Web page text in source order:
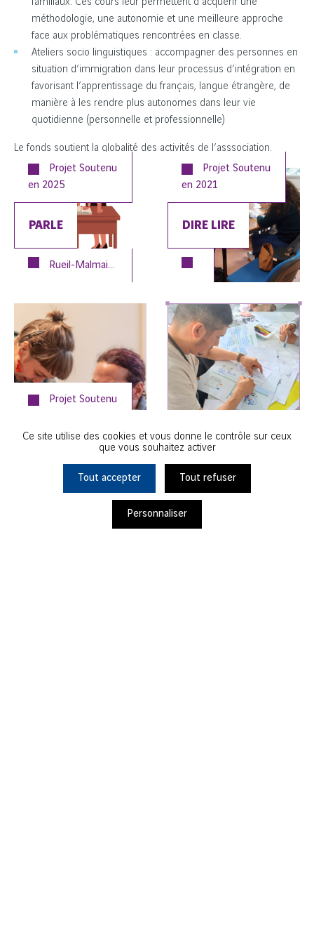
Ils s'engagent avec nous
familiaux. Ces cours leur permettent d’acquérir une
méthodologie, une autonomie et une meilleure approche
face aux problématiques rencontrées en classe.
Ateliers socio linguistiques : accompagner des personnes en
situation d’immigration dans leur processus d’intégration en
favorisant l’apprentissage du français, langue étrangère, de
manière à les rendre plus autonomes dans leur vie
quotidienne (personnelle et professionnelle)
Le fonds soutient la globalité des activités de l’asssociation.
Projet Soutenu
en 2025
PARLE
Rueil-Malmaison
Projet Soutenu
en 2021
DIRE LIRE
Projet Soutenu
Nanterre
DÉCOUVRIR
TOUS NOS
PROJET
#EMPLOI
Ce site utilise des cookies et vous donne le contrôle sur ceux
que vous souhaitez activer
Tout accepter Tout refuser
Personnaliser